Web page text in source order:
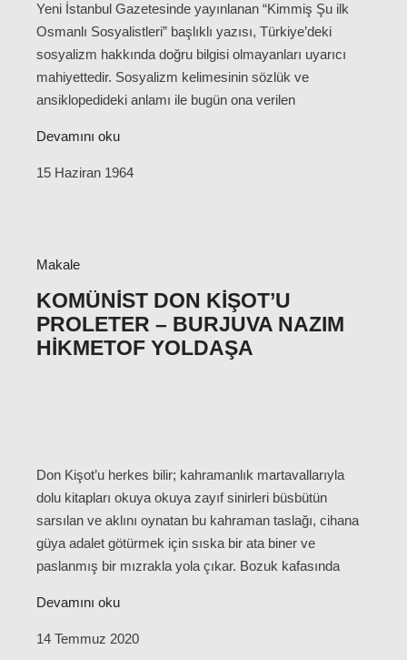
Yeni İstanbul Gazetesinde yayınlanan “Kimmiş Şu ilk
Osmanlı Sosyalistleri” başlıklı yazısı, Türkiye’deki
sosyalizm hakkında doğru bilgisi olmayanları uyarıcı
mahiyettedir. Sosyalizm kelimesinin sözlük ve
ansiklopedideki anlamı ile bugün ona verilen
Devamını oku
15 Haziran 1964
Makale
KOMÜNIST DON KIŞOT’U
PROLETER – BURJUVA NAZIM
HIKMETOF YOLDAŞA
Don Kişot’u herkes bilir; kahramanlık martavallarıyla
dolu kitapları okuya okuya zayıf sinirleri büsbütün
sarsılan ve aklını oynatan bu kahraman taslağı, cihana
güya adalet götürmek için sıska bir ata biner ve
paslanmış bir mızrakla yola çıkar. Bozuk kafasında
Devamını oku
14 Temmuz 2020